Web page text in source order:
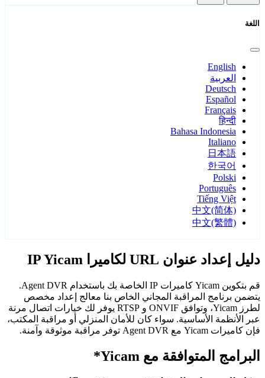
اللغة
English
العربية
Deutsch
Español
Français
हिन्दी
Bahasa Indonesia
Italiano
日本語
한국어
Polski
Português
Tiếng Việt
中文(简体)
中文(繁體)
دليل إعداد عنوان URL لكاميرا IP Yicam
قم بتكوين Yicam كاميرات IP الخاصة بك باستخدام Agent DVR.
يتضمن برنامج المراقبة المجاني الخاص بنا معالج إعداد مخصص
لطرز Yicam، وتوافق ONVIF و RTSP يوفر لك خيارات اتصال مرنة
عبر الأنظمة الأساسية. سواء كان للأمان المنزلي أو مراقبة المكتب،
فإن كاميرات Yicam مع Agent DVR توفر مراقبة موثوقة وآمنة.
البرامج المتوافقة مع Yicam*